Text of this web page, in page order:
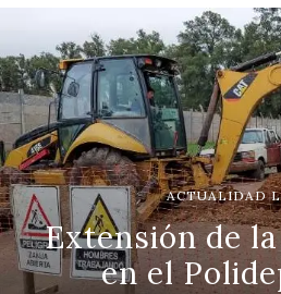
ACTUALIDAD
Extensión de
en el